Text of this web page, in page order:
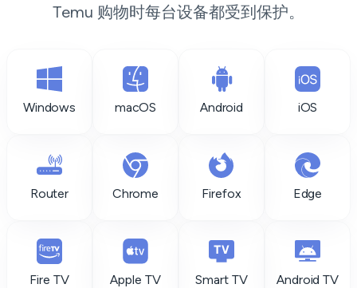
Temu 购物时每台设备都受到保护。
Windows macOS Android iOS
Router Chrome Firefox Edge
Fire TV Apple TV Smart TV Android TV